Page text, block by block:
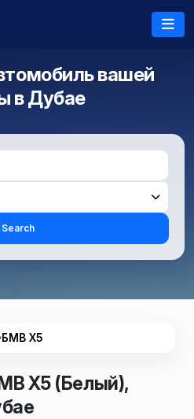
вашей
вДубае
Search
БМВ Х5
Х5 (Белый),